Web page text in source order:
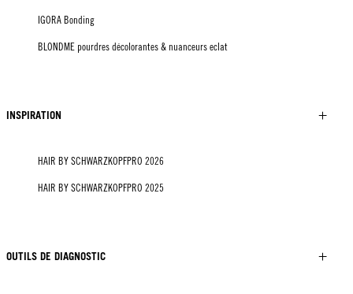
IGORA Bonding
BLONDME pourdres décolorantes & nuanceurs eclat
INSPIRATION
HAIR BY SCHWARZKOPFPRO 2026
HAIR BY SCHWARZKOPFPRO 2025
OUTILS DE DIAGNOSTIC